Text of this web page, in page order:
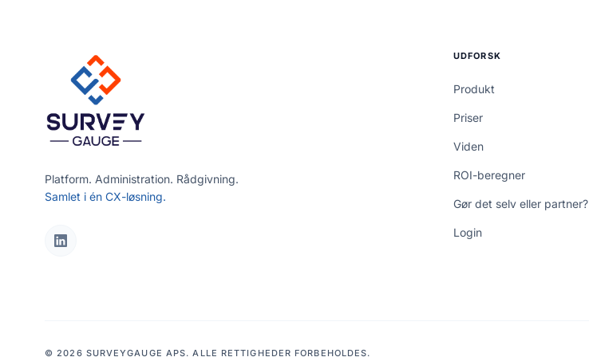
Platform. Administration. Rådgivning.
Samlet i én CX-løsning.
UDFORSK
Produkt
Priser
Viden
ROI-beregner
Gør det selv eller partner?
Login
© 2026 SURVEYGAUGE APS. ALLE RETTIGHEDER FORBEHOLDES.